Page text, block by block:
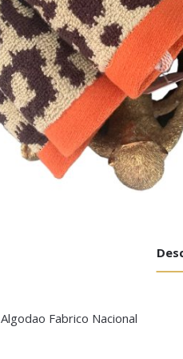
Fabrico Nacional
0.500 kg
6 Toalhas de Mãos –